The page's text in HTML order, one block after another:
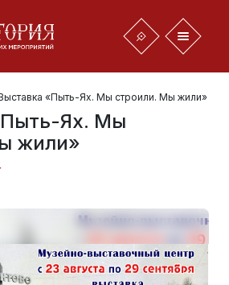
«Пыть-Ях. Мы строили. Мы жили»
Ях. Мы
жили»